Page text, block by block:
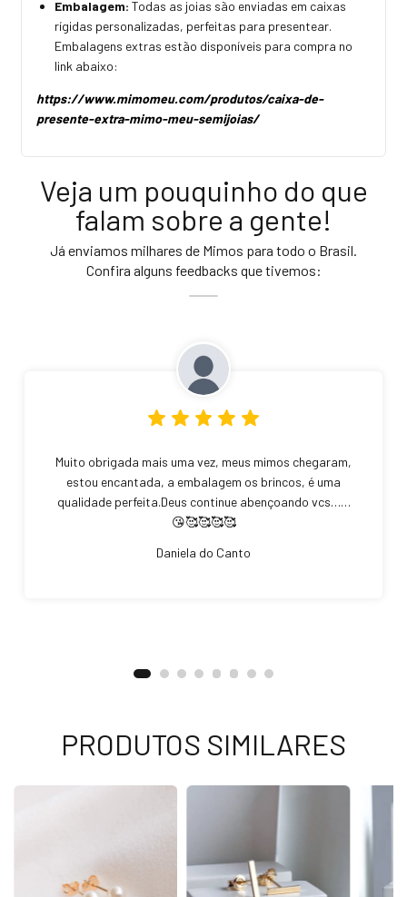
Embalagem: Todas as joias são enviadas em caixas
rígidas personalizadas, perfeitas para presentear.
Embalagens extras estão disponíveis para compra no
link abaixo:
https://www.mimomeu.com/produtos/caixa-de-
presente-extra-mimo-meu-semijoias/
Veja um pouquinho do que
falam sobre a gente!
Já enviamos milhares de Mimos para todo o Brasil.
Confira alguns feedbacks que tivemos:
Muito obrigada mais uma vez, meus mimos chegaram,
estou encantada, a embalagem os brincos, é uma
qualidade perfeita.Deus continue abençoando vcs……
😘🥰🥰🥰🥰
Daniela do Canto
PRODUTOS SIMILARES